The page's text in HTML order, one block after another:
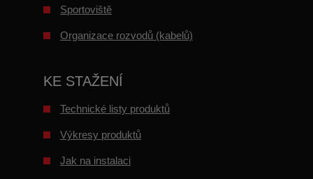
Sportoviště
Organizace rozvodů (kabelů)
KE STAŽENÍ
Technické listy produktů
Výkresy produktů
Jak na instalaci